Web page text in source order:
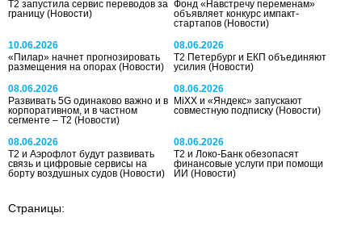
Т2 запустила сервис переводов за
границу (Новости)
Фонд «Навстречу переменам»
объявляет конкурс импакт-
стартапов(Новости)
10.06.2026
«Пилар» начнет прогнозировать
размещения на опорах (Новости)
08.06.2026
Т2 Петербург и ЕКП объединяют
усилия(Новости)
08.06.2026
Развивать 5G одинаково важно и в
корпоративном, и в частном
сегменте – Т2 (Новости)
08.06.2026
MiXX и «Яндекс» запускают
совместную подписку(Новости)
08.06.2026
Т2 и Аэрофлот будут развивать
связь и цифровые сервисы на
борту воздушных судов (Новости)
08.06.2026
T2 и Локо-Банк обезопасят
финансовые услуги при помощи
ИИ(Новости)
Страницы: